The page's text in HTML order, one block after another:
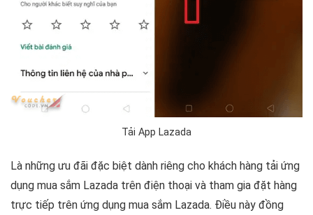
Tải App Lazada
Là những ưu đãi đặc biệt dành riêng cho khách hàng tải ứng
dụng mua sắm Lazada trên điện thoại và tham gia đặt hàng
trực tiếp trên ứng dụng mua sắm Lazada. Điều này đồng